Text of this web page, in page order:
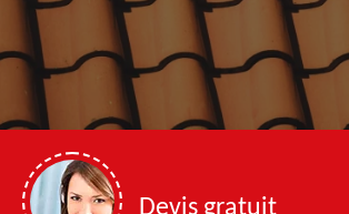
Devis gratuit